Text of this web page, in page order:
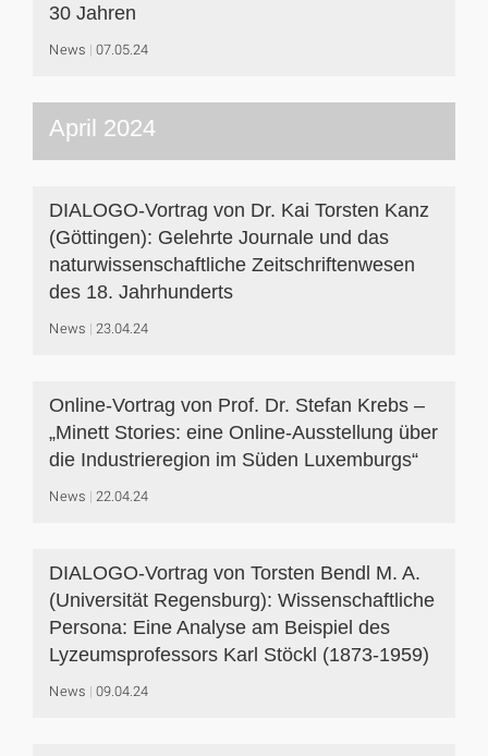
30 Jahren
News 07.05.24
April 2024
DIALOGO-Vortrag von Dr. Kai Torsten Kanz
(Göttingen): Gelehrte Journale und das
naturwissenschaftliche Zeitschriftenwesen
des 18. Jahrhunderts
News 23.04.24
Online-Vortrag von Prof. Dr. Stefan Krebs –
„Minett Stories: eine Online-Ausstellung über
die Industrieregion im Süden Luxemburgs“
News 22.04.24
DIALOGO-Vortrag von Torsten Bendl M. A.
(Universität Regensburg): Wissenschaftliche
Persona: Eine Analyse am Beispiel des
Lyzeumsprofessors Karl Stöckl (1873-1959)
News 09.04.24